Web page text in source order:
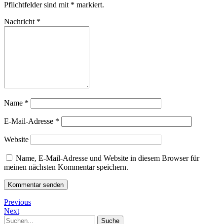
Pflichtfelder sind mit * markiert.
Nachricht *
Name *
E-Mail-Adresse *
Website
Name, E-Mail-Adresse und Website in diesem Browser für
meinen nächsten Kommentar speichern.
Previous
Next